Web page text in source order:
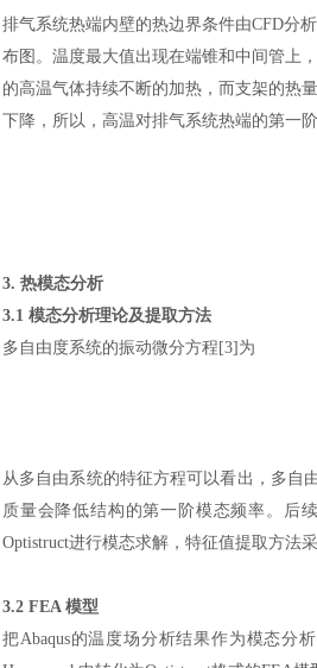
排气系统热端内壁的热边界条件由CFD分
布图。温度最大值出现在端锥和中间管上
的高温气体持续不断的加热，而支架的热
下降，所以，高温对排气系统热端的第一
3. 热模态分析
3.1 模态分析理论及提取方法
多自由度系统的振动微分方程 [3]为
从多自由系统的特征方程可以看出，多自
质量会降低结构的第一阶模态频率。后
Optistruct进行模态求解，特征值提取方法采
3.2 FEA 模型
把Abaqus的温度场分析结果作为模态分